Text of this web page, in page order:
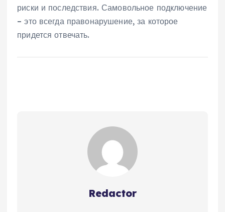
риски и последствия. Самовольное подключение
– это всегда правонарушение, за которое
придется отвечать.
Redactor